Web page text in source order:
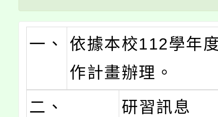
一、
依據本校112學年
作計畫辦理。
二、
研習訊息